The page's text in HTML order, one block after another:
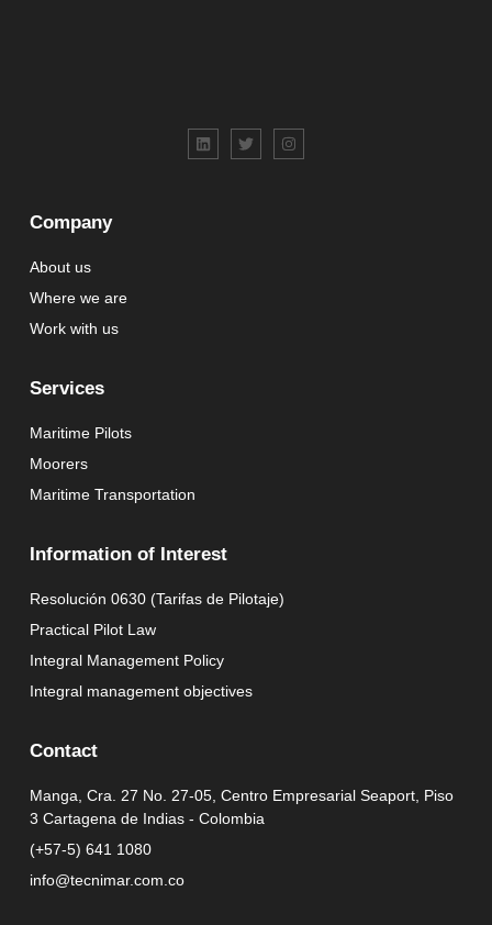
Company
About us
Where we are
Work with us
Services
Maritime Pilots
Moorers
Maritime Transportation
Information of Interest
Resolución 0630 (Tarifas de Pilotaje)
Practical Pilot Law
Integral Management Policy
Integral management objectives
Contact
Manga, Cra. 27 No. 27-05, Centro Empresarial Seaport, Piso
3 Cartagena de Indias - Colombia
(+57-5) 641 1080
info@tecnimar.com.co